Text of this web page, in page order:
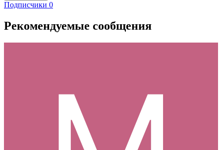
Подписчики 0
Рекомендуемые сообщения